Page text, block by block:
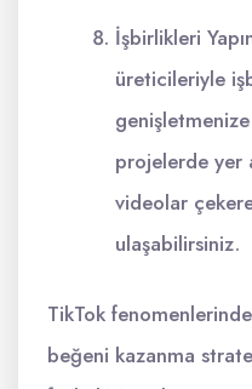
İşbirlikleri
üreticileriyle
projelerde yer
videolar
ulaşabilirsiniz.
TikTok
beğeni kazanma